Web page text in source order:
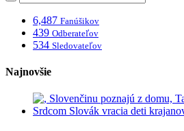
6,487 Fanúšikov
439 Odberateľov
534 Sledovateľov
Najnovšie